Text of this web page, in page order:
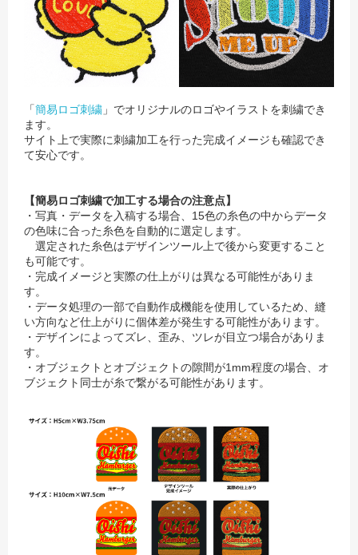
「簡易ロゴ刺繍 」でオリジナルのロゴやイラストを刺繍でき
ます。
サイト上で実際に刺繍加工を行った完成イメージも確認でき
て安心です。
【簡易ロゴ刺繍で加工する場合の注意点】
・写真・データを入稿する場合、15色の糸色の中からデータ
の色味に合った糸色を自動的に選定します。
選定された糸色はデザインツール上で後から変更すること
も可能です。
・完成イメージと実際の仕上がりは異なる可能性がありま
す。
・データ処理の一部で自動作成機能を使用しているため、縫
い方向など仕上がりに個体差が発生する可能性があります。
・デザインによってズレ、歪み、ツレが目立つ場合がありま
す。
・オブジェクトとオブジェクトの隙間が1mm程度の場合、オ
ブジェクト同士が糸で繋がる可能性があります。